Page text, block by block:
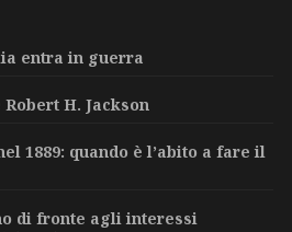
entra in guerra
Robert H. Jackson
1889: quando è l’abito a fare il
di fronte agli interessi